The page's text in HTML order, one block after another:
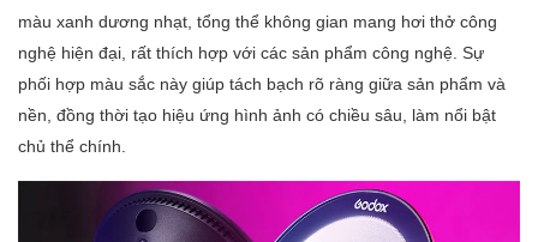
màu xanh dương nhạt, tổng thể không gian mang hơi thở công
nghệ hiện đại, rất thích hợp với các sản phẩm công nghệ. Sự
phối hợp màu sắc này giúp tách bạch rõ ràng giữa sản phẩm và
nền, đồng thời tạo hiệu ứng hình ảnh có chiều sâu, làm nổi bật
chủ thể chính.